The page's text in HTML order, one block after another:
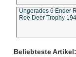
Ungerades 6 Ender
Roe Deer Trophy
Beliebteste Artikel: